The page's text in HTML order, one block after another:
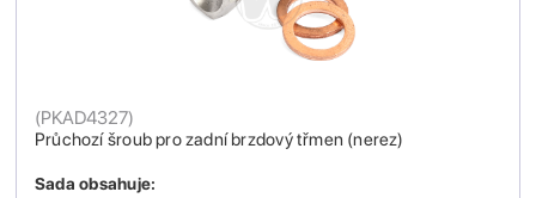
Průchozí šroub pro zadní brzdový třmen (nerez)
(PKAD4327)
Sada obsahuje: